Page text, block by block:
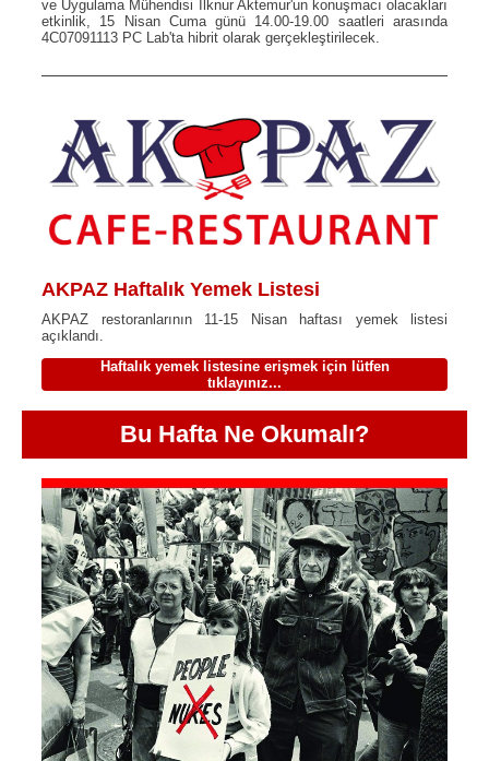
ve Uygulama Mühendisi İlknur Aktemur'un konuşmacı olacakları
etkinlik, 15 Nisan Cuma günü 14.00-19.00 saatleri arasında
4C07091113 PC Lab'ta hibrit olarak gerçekleştirilecek.
AKPAZ Haftalık Yemek Listesi
AKPAZ restoranlarının 11-15 Nisan haftası yemek listesi
açıklandı.
Haftalık yemek listesine erişmek için lütfen
tıklayınız...
Bu Hafta Ne Okumalı?